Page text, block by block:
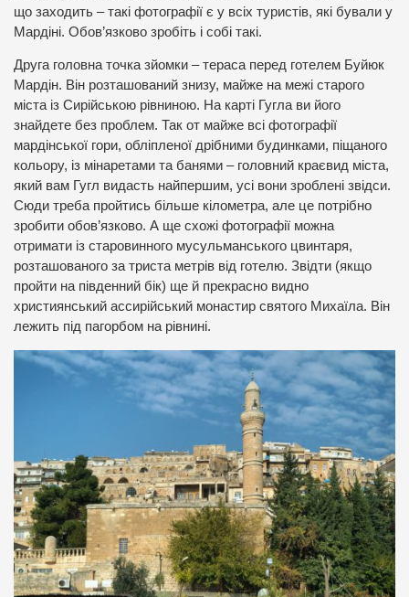
що заходить – такі фотографії є у всіх туристів, які бували у
Мардіні. Обов’язково зробіть і собі такі.
Друга головна точка зйомки – тераса перед готелем Буйюк
Мардін. Він розташований знизу, майже на межі старого
міста із Сирійською рівниною. На карті Гугла ви його
знайдете без проблем. Так от майже всі фотографії
мардінської гори, обліпленої дрібними будинками, піщаного
кольору, із мінаретами та банями – головний краєвид міста,
який вам Гугл видасть найпершим, усі вони зроблені звідси.
Сюди треба пройтись більше кілометра, але це потрібно
зробити обов’язково. А ще схожі фотографії можна
отримати із старовинного мусульманського цвинтаря,
розташованого за триста метрів від готелю. Звідти (якщо
пройти на південний бік) ще й прекрасно видно
християнський ассирійський монастир святого Михаїла. Він
лежить під пагорбом на рівнині.